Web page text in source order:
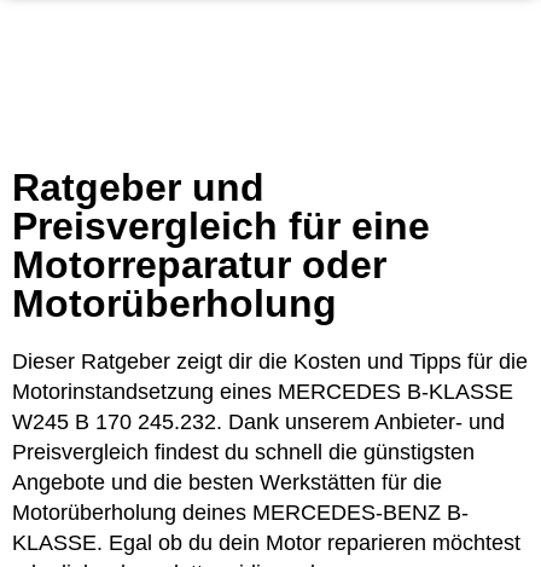
Ratgeber und
Preisvergleich für eine
Motorreparatur oder
Motorüberholung
Dieser Ratgeber zeigt dir die Kosten und Tipps für die
Motorinstandsetzung eines MERCEDES B-KLASSE
W245 B 170 245.232. Dank unserem Anbieter- und
Preisvergleich findest du schnell die günstigsten
Angebote und die besten Werkstätten für die
Motorüberholung deines MERCEDES-BENZ B-
KLASSE. Egal ob du dein Motor reparieren möchtest